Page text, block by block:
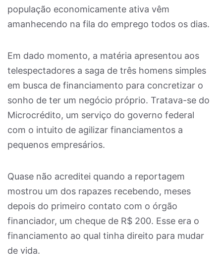
população economicamente ativa vêm
amanhecendo na fila do emprego todos os dias.
Em dado momento, a matéria apresentou aos
telespectadores a saga de três homens simples
em busca de financiamento para concretizar o
sonho de ter um negócio próprio. Tratava-se do
Microcrédito, um serviço do governo federal
com o intuito de agilizar financiamentos a
pequenos empresários.
Quase não acreditei quando a reportagem
mostrou um dos rapazes recebendo, meses
depois do primeiro contato com o órgão
financiador, um cheque de R$ 200. Esse era o
financiamento ao qual tinha direito para mudar
de vida.